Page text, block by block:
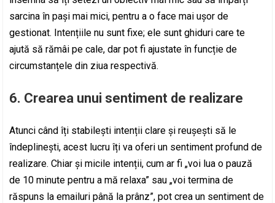
sarcina în pași mai mici, pentru a o face mai ușor de
gestionat. Intențiile nu sunt fixe; ele sunt ghiduri care te
ajută să rămâi pe cale, dar pot fi ajustate în funcție de
circumstanțele din ziua respectivă.
6. Crearea unui sentiment de realizare
Atunci când îți stabilești intenții clare și reușești să le
îndeplinești, acest lucru îți va oferi un sentiment profund de
realizare. Chiar și micile intenții, cum ar fi „voi lua o pauză
de 10 minute pentru a mă relaxa” sau „voi termina de
răspuns la emailuri până la prânz”, pot crea un sentiment de